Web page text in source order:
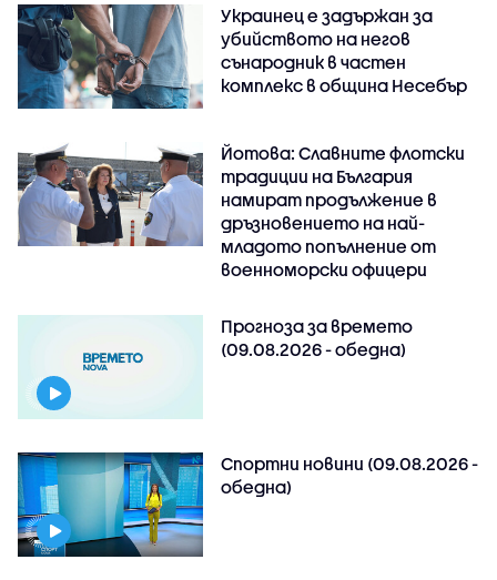
Украинец е задържан за
убийството на негов
сънародник в частен
комплекс в община Несебър
Йотова: Славните флотски
традиции на България
намират продължение в
дръзновението на най-
младото попълнение от
военноморски офицери
Прогноза за времето
(09.08.2026 - обедна)
Спортни новини (09.08.2026 -
обедна)